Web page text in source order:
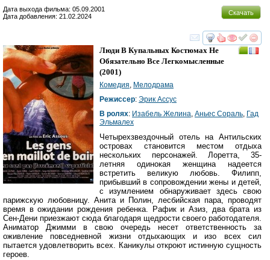
Скачать
Дата выхода фильма: 05.09.2001
Дата добавления: 21.02.2024
смотреть
Люди В Купальных Костюмах Не
Обязательно Все Легкомысленные
(2001)
Комедия, Мелодрама
Режиссер: Эрик Ассус
В ролях: Изабель Желина, Аньес Сораль, Гад
Эльмалех
Четырехзвездочный отель на Антильских
островах становится местом отдыха
нескольких персонажей. Лоретта, 35-
летняя одинокая женщина надеется
встретить великую любовь. Филипп,
прибывший в сопровождении жены и детей,
с изумлением обнаруживает здесь свою
парижскую любовницу. Анита и Полин, лесбийская пара, проводят
время в ожидании рождения ребенка. Рафик и Азиз, два брата из
Сен-Дени приезжают сюда благодаря щедрости своего работодателя.
Аниматор Джимми в свою очередь несет ответственность за
оживление повседневной жизни отдыхающих и изо всех сил
пытается удовлетворить всех. Каникулы откроют истинную сущность
героев.